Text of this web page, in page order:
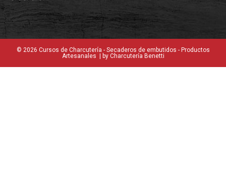
© 2026 Cursos de Charcutería - Secaderos de embutidos - Productos
Artesanales | by Charcutería Benetti